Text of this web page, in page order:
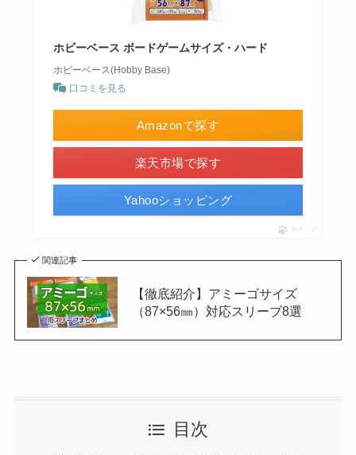
ホビーベース ボードゲームサイズ・ハード
ホビーベース(Hobby Base)
口コミを見る
Amazonで探す
楽天市場で探す
Yahooショッピング
ポチップ
関連記事
【徹底紹介】アミーゴサイズ
（87×56㎜）対応スリーブ8選
目次